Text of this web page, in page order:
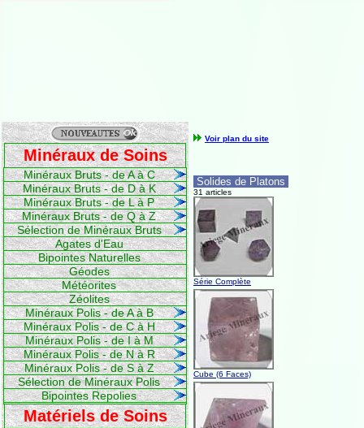
Minéraux de Soins
Minéraux Bruts - de A à C
Minéraux Bruts - de D à K
Minéraux Bruts - de L à P
Minéraux Bruts - de Q à Z
Sélection de Minéraux Bruts
Agates d'Eau
Bipointes Naturelles
Géodes
Météorites
Zéolites
Minéraux Polis - de A à B
Minéraux Polis - de C à H
Minéraux Polis - de I à M
Minéraux Polis - de N à R
Minéraux Polis - de S à Z
Sélection de Minéraux Polis
Bipointes Repolies
Matériels de Soins
Voir plan du site
Solides de Platons
31 articles
Série Complète
Cube (6 Faces)